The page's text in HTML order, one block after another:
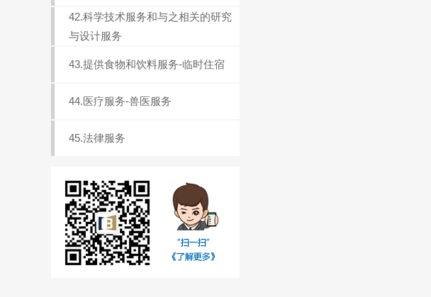
42.科学技术服务和与之相关的研究
与设计服务
43.提供食物和饮料服务-临时住宿
44.医疗服务-兽医服务
45.法律服务